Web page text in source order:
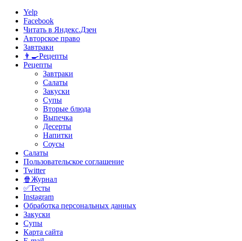
Yelp
Facebook
Читать в Яндекс.Дзен
Авторское право
Завтраки
👨‍🍳Рецепты
Рецепты
Завтраки
Салаты
Закуски
Супы
Вторые блюда
Выпечка
Десерты
Напитки
Соусы
Салаты
Пользовательское соглашение
Twitter
🍿Журнал
✅Тесты
Instagram
Обработка персональных данных
Закуски
Супы
Карта сайта